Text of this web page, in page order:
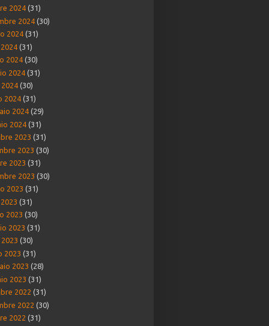
2024 (31)
2024 (30)
2024 (31)
(31)
2024 (30)
2024 (31)
(30)
2024 (31)
2024 (29)
2024 (31)
2023 (31)
2023 (30)
2023 (31)
2023 (30)
2023 (31)
(31)
2023 (30)
2023 (31)
(30)
2023 (31)
2023 (28)
2023 (31)
2022 (31)
2022 (30)
2022 (31)